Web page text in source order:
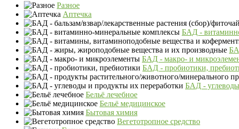
Разное
Аптечка
БАД -
БАД - макро- и
БАД - пробиотики,
БАД -
Бельё лечебное
Бельё медицинское
Бытовая химия
Вегетотропное средство